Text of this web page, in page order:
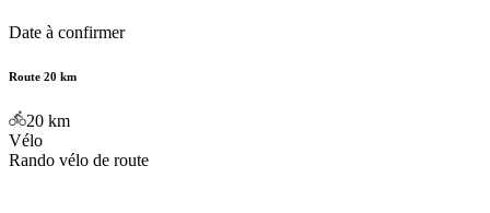
Date à confirmer
Route 20 km
20 km
Vélo
Rando vélo de route